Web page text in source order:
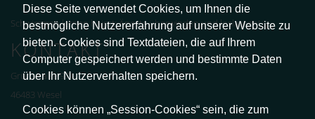
Diese Seite verwendet Cookies, um Ihnen die
bestmögliche Nutzererfahrung auf unserer Website zu
bieten. Cookies sind Textdateien, die auf Ihrem
Computer gespeichert werden und bestimmte Daten
über Ihr Nutzerverhalten speichern.
Cookies können „Session-Cookies“ sein, die zum
Schwimmen lernen heisst: Ängste überwinden und loslassen!
KONTAKT
Grünstraße 97
46483 Wesel